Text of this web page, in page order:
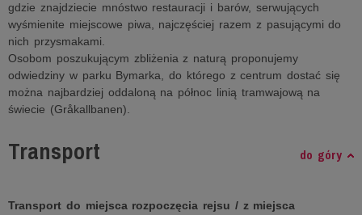
gdzie znajdziecie mnóstwo restauracji i barów, serwujących
wyśmienite miejscowe piwa, najczęściej razem z pasującymi do
nich przysmakami.
Osobom poszukującym zbliżenia z naturą proponujemy
odwiedziny w parku Bymarka, do którego z centrum dostać się
można najbardziej oddaloną na północ linią tramwajową na
świecie (Gråkallbanen).
Transport do góry
Transport do miejsca rozpoczęcia rejsu / z miejsca